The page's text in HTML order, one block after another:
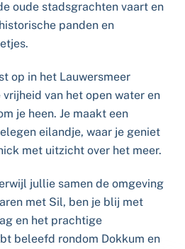
oude stadsgrachten vaart en
panden en
op in het Lauwersmeer
van het open water en
je heen. Je maakt een
eilandje, waar je geniet
met uitzicht over het meer.
jullie samen de omgeving
met Sil, ben je blij met
en het prachtige
beleefd rondom Dokkum en